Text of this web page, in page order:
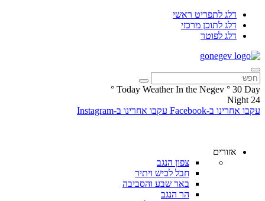
דלג לתפריט ראשי
דלג לתוכן מרכזי
דלג לפוטר
Today Weather In the Negev ° 30 Day
°
24
Night
עקבו אחרינו ב-Facebook
עקבו אחרינו ב-Instagram
אזורים
צפון הנגב
חבל לכיש ויתיר
באר שבע והסביבה
הר הנגב